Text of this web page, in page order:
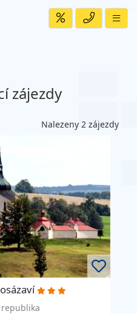
zájezdy
Nalezeny 2 zájezdy
republika